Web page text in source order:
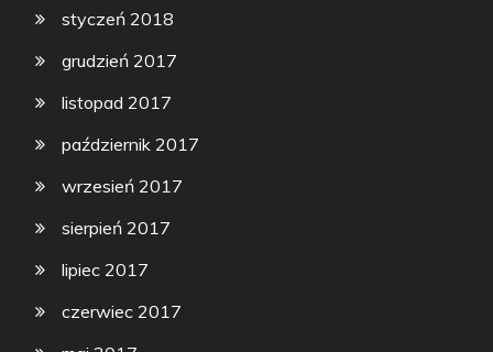
styczeń 2018
grudzień 2017
listopad 2017
październik 2017
wrzesień 2017
sierpień 2017
lipiec 2017
czerwiec 2017